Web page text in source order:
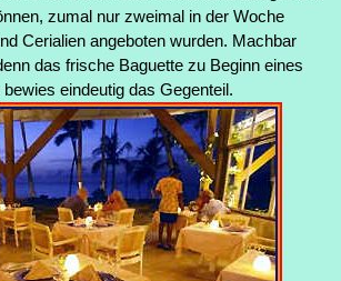
zumal nur zweimal in der Woche
Cerialien angeboten wurden. Machbar
das frische Baguette zu Beginn eines
eindeutig das Gegenteil.